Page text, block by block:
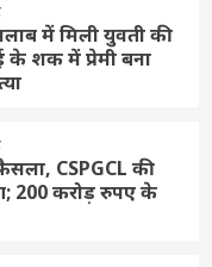
में मिली युवती की
के शक में प्रेमी बना
CSPGCL की
200 करोड़ रुपए के